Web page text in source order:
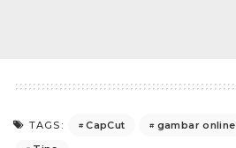
TAGS: CapCut gambar online